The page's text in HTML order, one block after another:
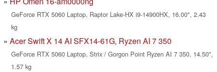
GeForce RTX 5060 Laptop, Raptor Lake-HX i9-14900HX, 16.00", 2.43
kg
Acer Swift X 14 AI SFX14-61G, Ryzen AI 7 350
GeForce RTX 5060 Laptop, Strix / Gorgon Point Ryzen AI 7 350, 14.50",
1.57 kg